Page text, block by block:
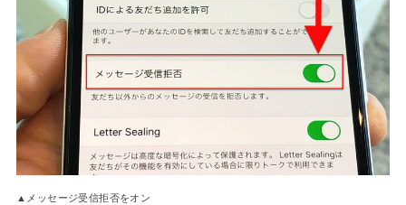
▲メッセージ受信拒否をオン